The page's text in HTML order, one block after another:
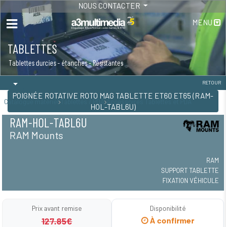
NOUS CONTACTER
MENU
TABLETTES
Tablettes durcies - étanches - Résistantes
POIGNÉE ROTATIVE ROTO MAG TABLETTE ET60 ET65 (RAM-
HOL-TABL6U)
RETOUR
Catalogue matériel Tablettes / PDA Accessoires Tablettes et PDA
RAM-HOL-TABL6U
RAM Mounts
RAM
SUPPORT TABLETTE
FIXATION VÉHICULE
Prix avant remise
127.85€
Disponibilité
À confirmer